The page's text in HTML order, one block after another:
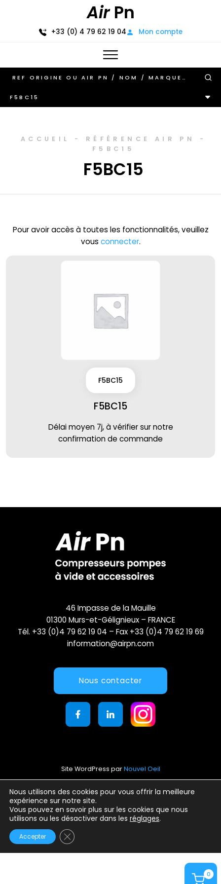
AirPn
+33 (0) 4 79 62 19 04 Mon compte
0
F5BC15
ACCUEIL - RÉFÉRENCE AIR PN
-
F5BC15
F5BC15
Pour avoir accès à toutes les fonctionnalités, veuillez
vous connecter.
F5BC15
F5BC15
Délai moyen 7j, à vérifier sur notre
confirmation de commande
Nous utilisons des cookies pour vous offrir la meilleure
expérience sur notre site.
Vous pouvez en savoir plus sur les cookies que nous
utilisons ou les désactiver dans les réglages.
Accepter Fermer la bannière des cookies GDPR
46 Impasse de la Mauille
01300 Murs-et-Gélignieux – FRANCE
Tél. +33 (0)4 79 62 19 04 – Fax +33 (0)4 79 62 19 69
information@airpn.com
Nous contacter
Site WordPress parNouvel Oeil
Mentions légales
Conditions générales d’utilisation
Politique de confidentialité